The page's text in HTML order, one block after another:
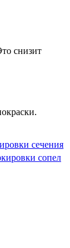
снизит
сечения
сопел